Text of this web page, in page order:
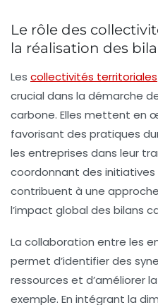
Le rôle des
la réalisation des
Les collectivités territoriales
crucial dans la démarche
carbone. Elles mettent en
favorisant des pratiques
les entreprises dans leur
coordonnant des initiatives
contribuent à une
l’impact global des bilans
La collaboration entre les
permet d’identifier des
ressources et d’améliorer
exemple. En intégrant la